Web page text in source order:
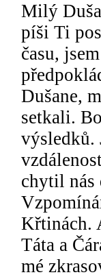
Milý
píši Ti
času,
Dušane,
setkali.
výsledků.
chytil nás
Křtinách.
Táta a
mé